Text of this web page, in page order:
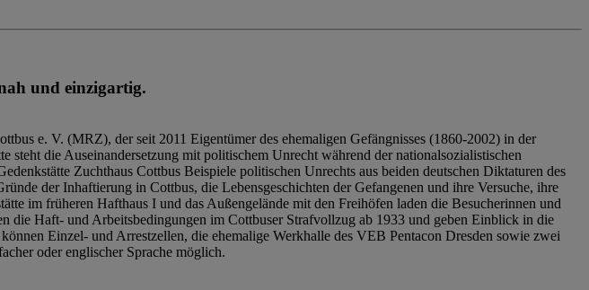
und einzigartig.
e. V. (MRZ), der seit 2011 Eigentümer des ehemaligen Gefängnisses (1860-2002) in der
steht die Auseinandersetzung mit politischem Unrecht während der nationalsozialistischen
Zuchthaus Cottbus Beispiele politischen Unrechts aus beiden deutschen Diktaturen des
der Inhaftierung in Cottbus, die Lebensgeschichten der Gefangenen und ihre Versuche, ihre
im früheren Hafthaus I und das Außengelände mit den Freihöfen laden die Besucherinnen und
die Haft- und Arbeitsbedingungen im Cottbuser Strafvollzug ab 1933 und geben Einblick in die
Einzel- und Arrestzellen, die ehemalige Werkhalle des VEB Pentacon Dresden sowie zwei
oder englischer Sprache möglich.